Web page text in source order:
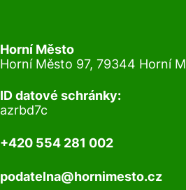
Horní Město
Horní Město 97, 79344 Horní
ID datové schránky:
azrbd7c
+420 554 281 002
podatelna@hornimesto.cz